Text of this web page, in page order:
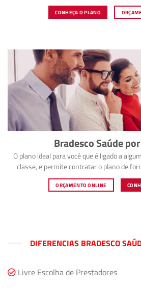
CONHEÇA O PLANO
Bradesco Saúde
O plano ideal para você que é ligado a
classe, e permite contratar o plano de
ORÇAMENTO ONLINE
DIFERENCIAS BRADESCO
Livre Escolha de Prestadores